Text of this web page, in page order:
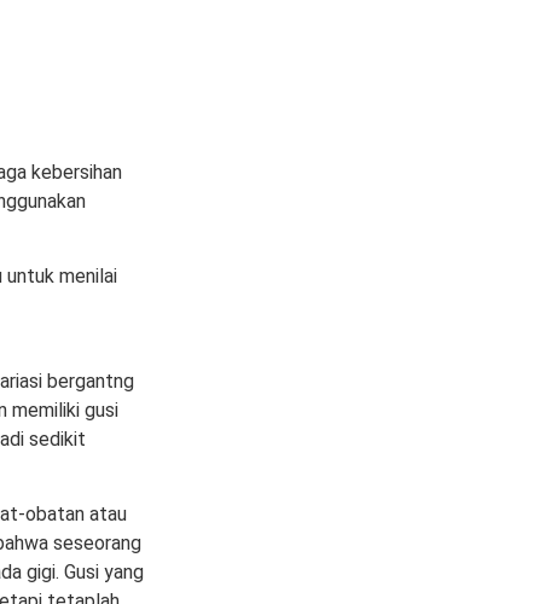
kebersihan
untuk menilai
bergantng
memiliki gusi
sedikit
obatan atau
seseorang
gigi. Gusi yang